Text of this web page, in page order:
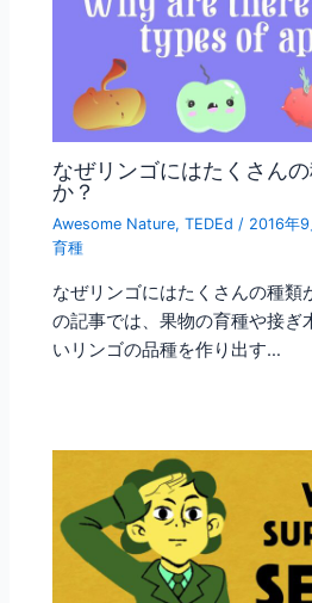
なぜリンゴにはたくさん
か？
Awesome Nature,TEDEd / 2016年
育種
なぜリンゴにはたくさんの種類
の記事では、果物の育種や接ぎ
いリンゴの品種を作り出す…